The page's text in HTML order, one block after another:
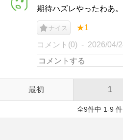
期待ハズレやったわあ。
ナイス ★1
コメント(0) 2026/04/
最初 1
全9件中 1-9